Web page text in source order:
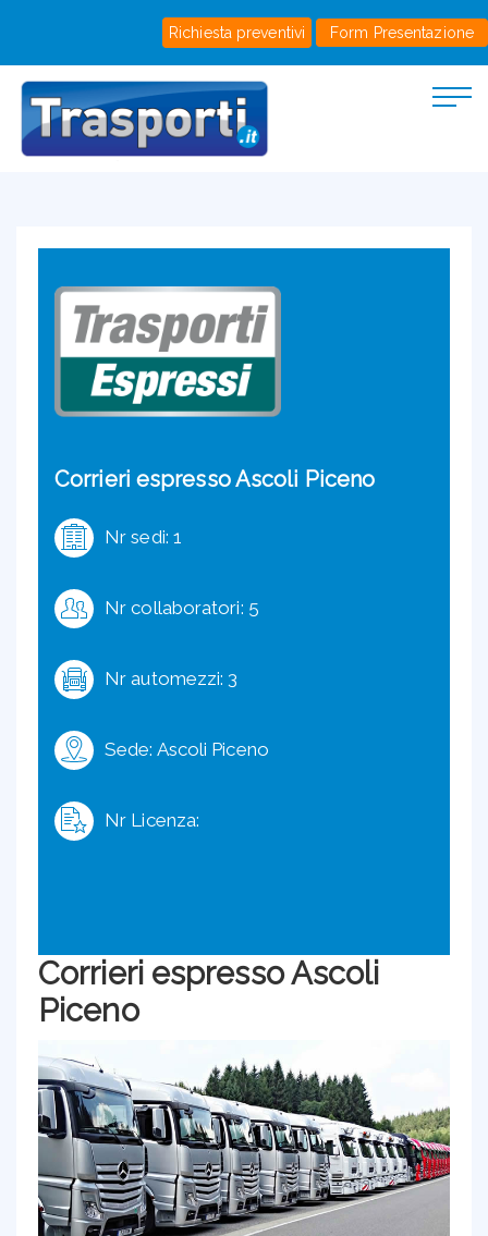
Richiesta preventivi Form Presentazione
Corrieri espresso Ascoli Piceno
Nr sedi: 1
Nr collaboratori: 5
Nr automezzi: 3
Sede: Ascoli Piceno
Nr Licenza:
Corrieri espresso Ascoli
Piceno